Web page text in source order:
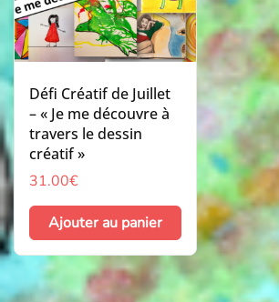
Défi Créatif de Juillet
– « Je me découvre à
travers le dessin
créatif »
31.00€
Ajouter au panier